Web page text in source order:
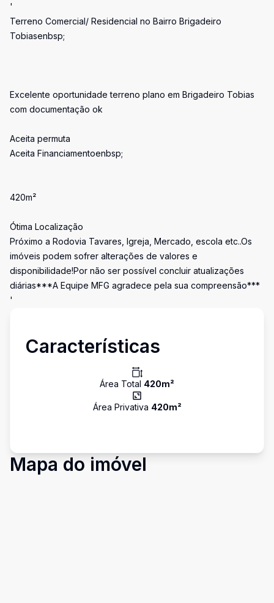
'
Terreno Comercial/ Residencial no Bairro Brigadeiro
Tobiasenbsp;
Excelente oportunidade terreno plano em Brigadeiro Tobias
com documentação ok
Aceita permuta
Aceita Financiamentoenbsp;
420m²
Ótima Localização
Próximo a Rodovia Tavares, Igreja, Mercado, escola etc..Os
imóveis podem sofrer alterações de valores e
disponibilidade!Por não ser possível concluir atualizações
diárias***A Equipe MFG agradece pela sua compreensão***
'
Características
Área Total 420m²
Área Privativa 420m²
Mapa do imóvel